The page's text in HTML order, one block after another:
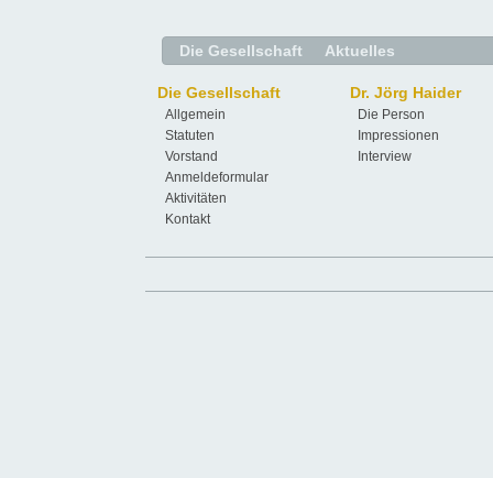
Die Gesellschaft Aktuelles
Die Gesellschaft
Allgemein
Statuten
Vorstand
Anmeldeformular
Aktivitäten
Kontakt
Dr. Jörg Haider
Die Person
Impressionen
Interview